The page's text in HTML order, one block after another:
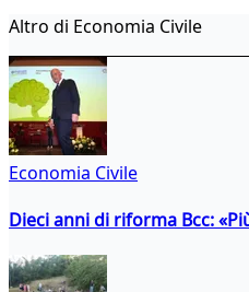
Altro di Economia Civile
Economia Civile
Dieci anni di riforma Bcc: